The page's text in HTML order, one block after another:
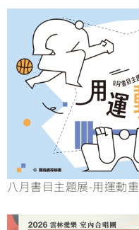
八月書目主題展-用運動